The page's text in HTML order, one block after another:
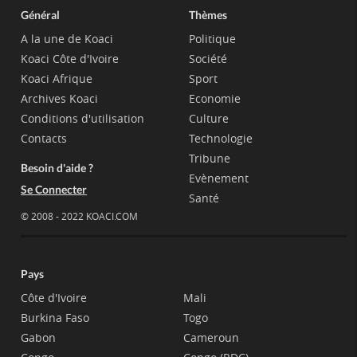
Général
A la une de Koaci
Koaci Côte d'Ivoire
Koaci Afrique
Archives Koaci
Conditions d'utilisation
Contacts
Besoin d'aide ?
Se Connecter
© 2008 - 2022 KOACI.COM
Thèmes
Politique
Société
Sport
Economie
Culture
Technologie
Tribune
Evènement
Santé
Pays
Côte d'Ivoire
Burkina Faso
Gabon
Mali
Togo
Cameroun